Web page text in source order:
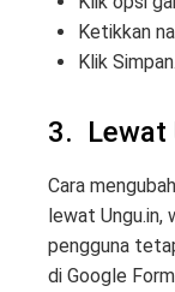
Ketikkan
Klik Simpan.
3. Lewat
Cara
lewat Ungu.in,
pengguna
di Google